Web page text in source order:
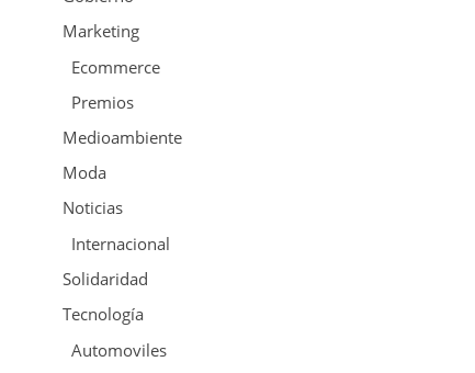
Marketing
Ecommerce
Premios
Medioambiente
Moda
Noticias
Internacional
Solidaridad
Tecnología
Automoviles